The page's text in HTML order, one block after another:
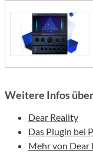
Weitere Infos
Dear Reality
Das Plugin bei
Mehr von Dear